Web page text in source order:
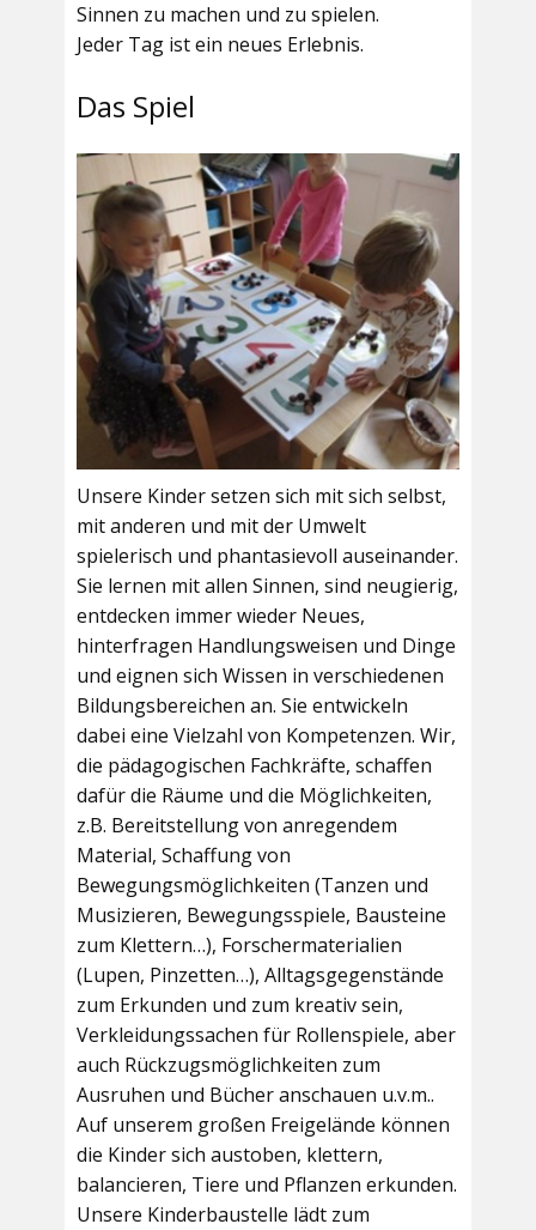
Sinnen zu machen und zu spielen.
Jeder Tag ist ein neues Erlebnis.
Das Spiel
Unsere Kinder setzen sich mit sich selbst,
mit anderen und mit der Umwelt
spielerisch und phantasievoll auseinander.
Sie lernen mit allen Sinnen, sind neugierig,
entdecken immer wieder Neues,
hinterfragen Handlungsweisen und Dinge
und eignen sich Wissen in verschiedenen
Bildungsbereichen an. Sie entwickeln
dabei eine Vielzahl von Kompetenzen. Wir,
die pädagogischen Fachkräfte, schaffen
dafür die Räume und die Möglichkeiten,
z.B. Bereitstellung von anregendem
Material, Schaffung von
Bewegungsmöglichkeiten (Tanzen und
Musizieren, Bewegungsspiele, Bausteine
zum Klettern…), Forschermaterialien
(Lupen, Pinzetten…), Alltagsgegenstände
zum Erkunden und zum kreativ sein,
Verkleidungssachen für Rollenspiele, aber
auch Rückzugsmöglichkeiten zum
Ausruhen und Bücher anschauen u.v.m..
Auf unserem großen Freigelände können
die Kinder sich austoben, klettern,
balancieren, Tiere und Pflanzen erkunden.
Unsere Kinderbaustelle lädt zum